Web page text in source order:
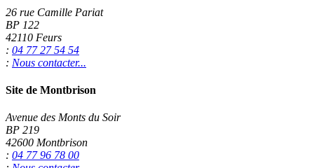
26 rue Camille Pariat
BP 122
42110 Feurs
: 04 77 27 54 54
: Nous contacter...
Site de Montbrison
Avenue des Monts du Soir
BP 219
42600 Montbrison
: 04 77 96 78 00